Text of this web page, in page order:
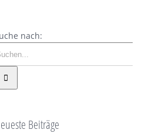
nach:
Beiträge